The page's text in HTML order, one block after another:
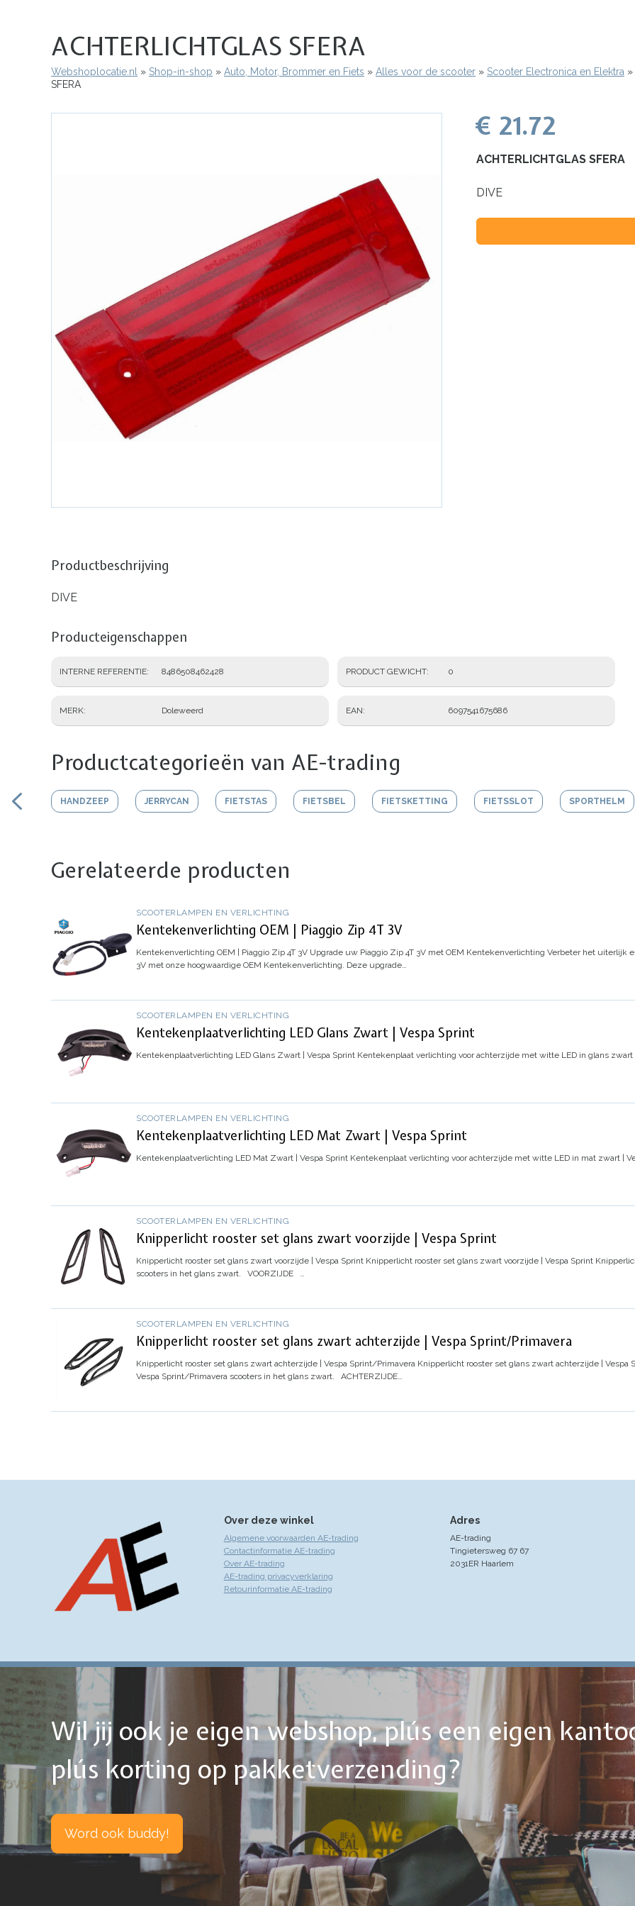
ACHTERLICHTGLAS SFERA
Kruimelpad
Webshoplocatie.nl Shop-in-shop Auto, Motor, Brommer en Fiets Alles voor de scooter Scooter Electronica en Elektra
SFERA
€ 21.72
ACHTERLICHTGLAS SFERA
DIVE
Productbeschrijving
DIVE
Producteigenschappen
INTERNE REFERENTIE 8486508462428
MERK Doleweerd
PRODUCT GEWICHT 0
EAN 6097541675686
Productcategorieën van AE-trading
HANDZEEP JERRYCAN FIETSTAS FIETSBEL FIETSKETTING FIETSSLOT SPORTHELM
Gerelateerde producten
SCOOTERLAMPEN EN VERLICHTING
Kentekenverlichting OEM | Piaggio Zip 4T 3V
Kentekenverlichting OEM | Piaggio Zip 4T 3V Upgrade uw Piaggio Zip 4T 3V met OEM Kentekenverlichting Verbeter het uiterlijk
3V met onze hoogwaardige OEM Kentekenverlichting. Deze upgrade…
SCOOTERLAMPEN EN VERLICHTING
Kentekenplaatverlichting LED Glans Zwart | Vespa Sprint
Kentekenplaatverlichting LED Glans Zwart | Vespa Sprint Kentekenplaat verlichting voor achterzijde met witte LED in glans zwart
SCOOTERLAMPEN EN VERLICHTING
Kentekenplaatverlichting LED Mat Zwart | Vespa Sprint
Kentekenplaatverlichting LED Mat Zwart | Vespa Sprint Kentekenplaat verlichting voor achterzijde met witte LED in mat zwart |
SCOOTERLAMPEN EN VERLICHTING
Knipperlicht rooster set glans zwart voorzijde | Vespa Sprint
Knipperlicht rooster set glans zwart voorzijde | Vespa Sprint Knipperlicht rooster set glans zwart voorzijde | Vespa Sprint
scooters in het glans zwart.
VOORZIJDE …
SCOOTERLAMPEN EN VERLICHTING
Knipperlicht rooster set glans zwart achterzijde | Vespa Sprint/Primavera
Knipperlicht rooster set glans zwart achterzijde | Vespa Sprint/Primavera Knipperlicht rooster set glans zwart achterzijde | Vespa
Vespa Sprint/Primavera scooters in het glans zwart.
ACHTERZIJDE…
Over deze winkel
Algemene voorwaarden AE-trading
Contactinformatie AE-trading
Over AE-trading
AE-trading privacyverklaring
Retourinformatie AE-trading
Adres
AE-trading
Tingietersweg 67 67
2031ER Haarlem
Wil jij ook je eigen webshop, plús een eigen
plús korting op pakketverzending?
Word ook buddy!